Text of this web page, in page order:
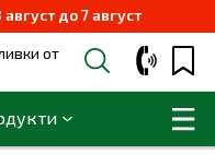
до 7 август
от